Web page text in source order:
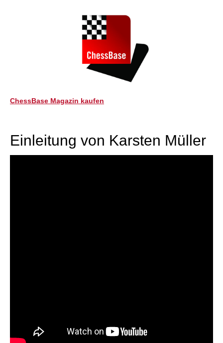
ChessBase Magazin kaufen
Einleitung von Karsten Müller